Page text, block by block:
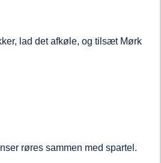
lad det afkøle, og tilsæt Mørk
røres sammen med spartel.